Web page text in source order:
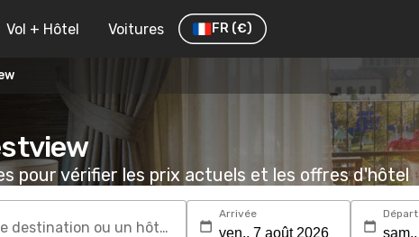
Vol + Hôtel Voitures FR (€)
pour vérifier les prix actuels et les offres d'hôtel
Recherchez une destination ou un hôtel
Arrivée Départ